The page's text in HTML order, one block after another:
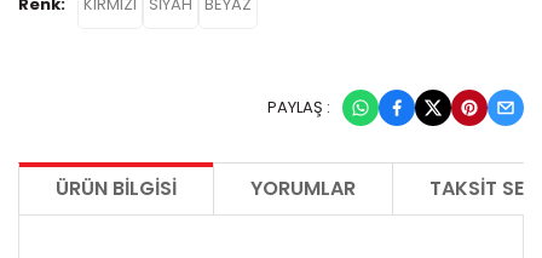
PAYLAŞ :
ÜRÜN BILGISI YORUMLAR TAKSIT